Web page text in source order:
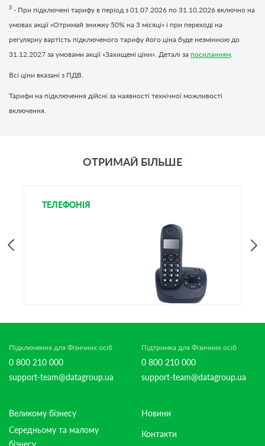
3 - При підключені тарифу в період з 01.07.2026 по 31.10.2026 включно на
умовах акції «Отримай знижку 50% на 3 місяці» і при переході на
регулярну вартість підключеного тарифу його ціна буде незмінною до
31.12.2027 за умовами акції «Захищені ціни». Деталі за посиланням
Всі ціни вказані з ПДВ.
Тарифи на підключення дійсні за наявності технічної можливості
включення.
ОТРИМАЙ БІЛЬШЕ
ТЕЛЕФОНІЯ
Підключення для Фізичних осіб
0 800 210 000
support-team@datagroup.ua
Підтримка для Фізичних осіб
0 800 210 000
support-team@datagroup.ua
Великому бізнесу
Середньому та малому
бізнесу
Новини
Контакти